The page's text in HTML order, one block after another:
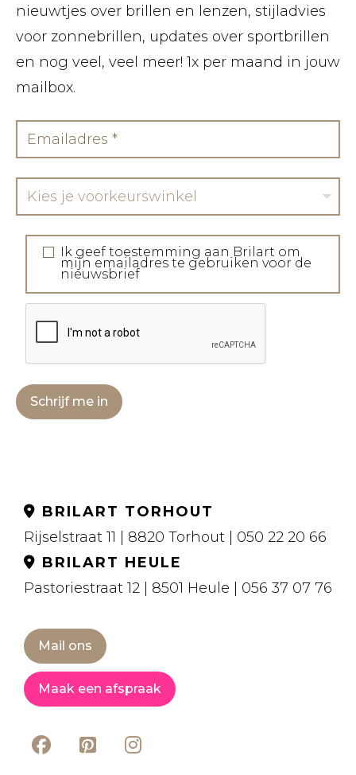
nieuwtjes over brillen en lenzen, stijladvies
voor zonnebrillen, updates over sportbrillen
en nog veel, veel meer! 1x per maand in jouw
mailbox.
Kies je voorkeurswinkel
Ik geef toestemming aan Brilart om
mijn emailadres te gebruiken voor de
nieuwsbrief
Schrijf me in
BRILART TORHOUT
Rijselstraat 11 | 8820 Torhout | 050 22 20 66
BRILART HEULE
Pastoriestraat 12 | 8501 Heule | 056 37 07 76
Mail ons
Maak een afspraak